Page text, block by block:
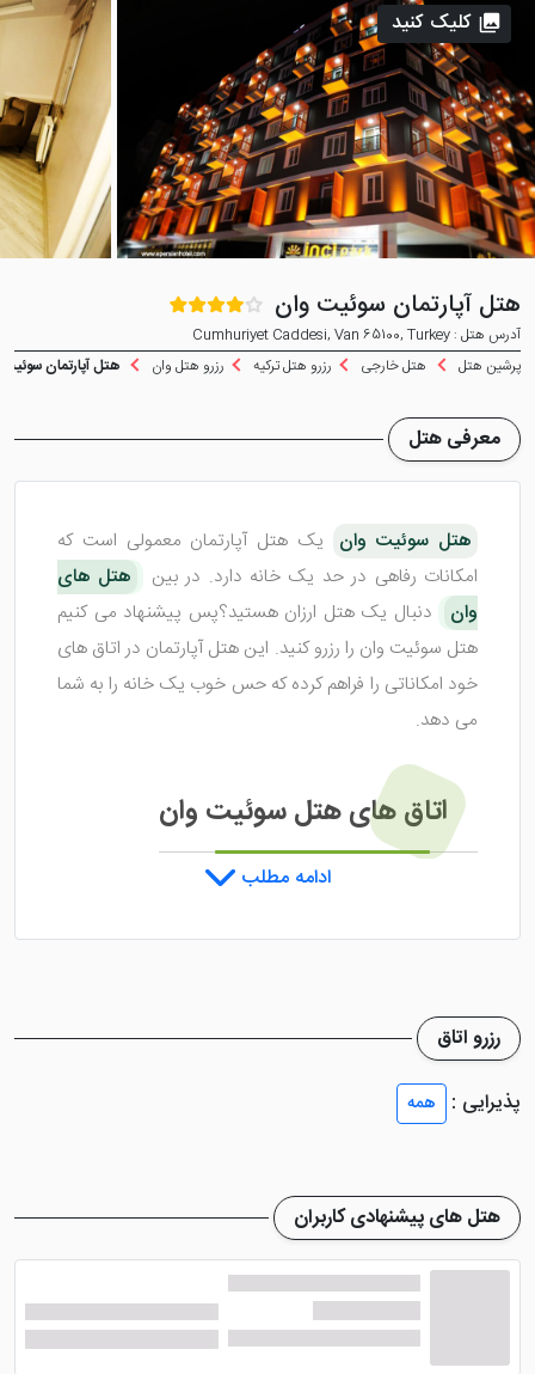
هتل آپارتمان سوئیت وان
آدرس هتل : Cumhuriyet Caddesi, Van 65100, Turkey
پرشین هتل
هتل خارجی رزرو هتل ترکیه رزرو هتل وان هتل آپارتمان
کلیک کنید
معرفی هتل
هتل سوئیت وان یک هتل آپارتمان معمولی است که
امکانات رفاهی در حد یک خانه دارد. در بین
هتل های
وان
دنبال یک هتل ارزان هستید؟پس پیشنهاد می کنیم
هتل سوئیت وان را رزرو کنید. این هتل آپارتمان در اتاق های
خود امکاناتی را فراهم کرده که حس خوب یک خانه را به شما
می دهد.
اتاق های هتل سوئیت وان
دارای تعدادی اتاق می باشد که به
در داخل اتاق ها ایجاد شود. در برخی از اتاق ها یک تراس
در داخل هر یک از سوئیت های این هتل آپارتمان کمد
ظرفشویی، آشپزخانه، مبل، تخت های استاندارد و ... تدارک
دیده شده است. حمام همراه کابین دوش و سرویس
بهداشتی با هم در دسترس میهمانان قرار دارند. با رزرو هر یک
از اتاق ها می توانید از صبحانه رایگان استفاده نمایید.
ادامه مطلب
رزرو اتاق
پذیرایی :
همه
هتل های پیشنهادی کاربران